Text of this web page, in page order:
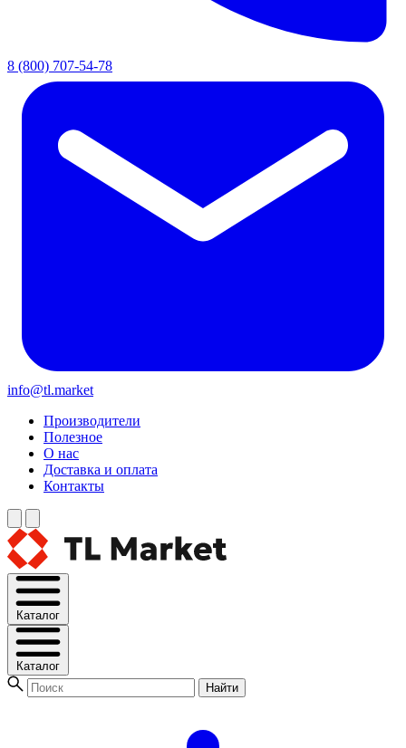
8 (800) 707-54-78
info@tl.market
Производители
Полезное
О нас
Доставка и оплата
Контакты
Каталог
Каталог
Найти